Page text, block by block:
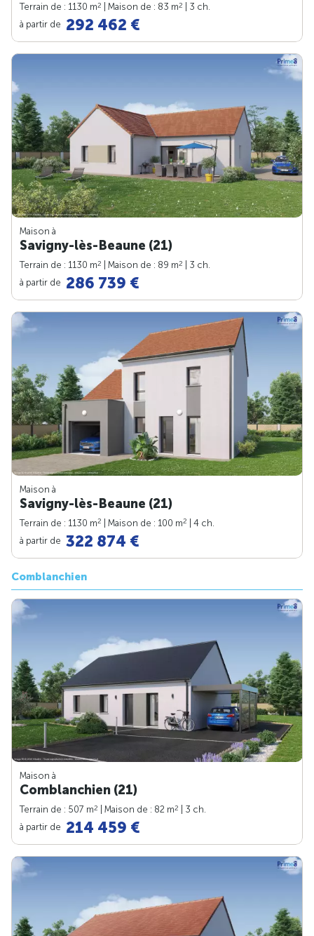
Terrain de : 1130 m2 | Maison de : 83 m2
| 3 ch.
à partir de 292 462 €
Maison à
Savigny-lès-Beaune (21)
Terrain de : 1130 m2 | Maison de : 89 m2
| 3 ch.
à partir de 286 739 €
Maison à
Savigny-lès-Beaune (21)
Terrain de : 1130 m2 | Maison de : 100 m2
| 4 ch.
à partir de 322 874 €
Comblanchien
Maison à
Comblanchien (21)
Terrain de : 507 m2 | Maison de : 82 m2
| 3 ch.
à partir de 214 459 €